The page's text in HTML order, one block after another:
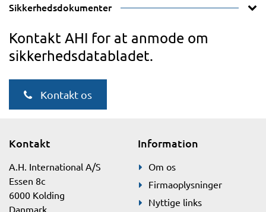
Sikkerhedsdokumenter
Kontakt AHI for at anmode om
sikkerhedsdatabladet.
Kontakt os
Kontakt
A.H. International A/S
Essen 8c
6000 Kolding
Danmark
Information
Om os
Firmaoplysninger
Nyttige links